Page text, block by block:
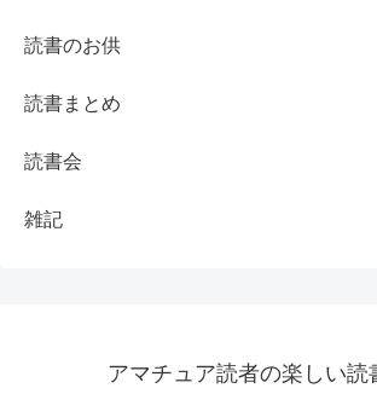
読書のお供
読書まとめ
読書会
雑記
アマチュア読者の楽しい読